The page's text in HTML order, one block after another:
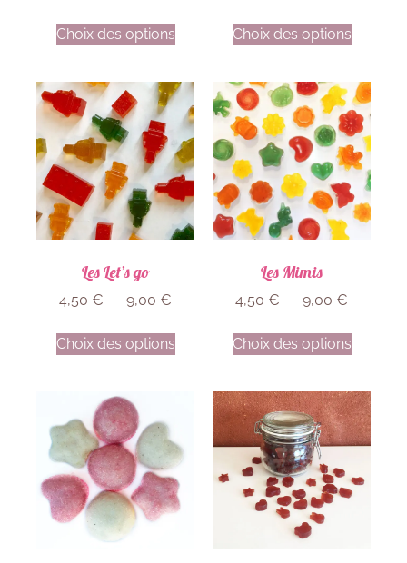
Choix des options Choix des options
Les Let’s go
4,50 € – 9,00 €
Choix des options
Les Mimis
4,50 € – 9,00 €
Choix des options